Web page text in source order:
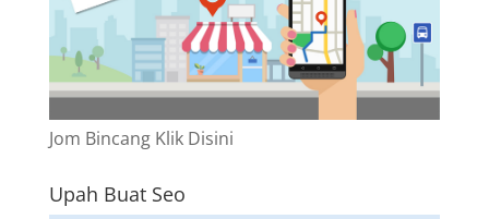
Jom Bincang Klik Disini
Upah Buat Seo